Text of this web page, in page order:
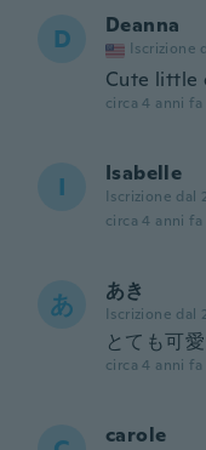
D Deanna
Iscrizione
Cute little
circa 4 anni fa
I Isabelle
Iscrizione dal
circa 4 anni fa
あ あき
Iscrizione dal
とても可
circa 4 anni fa
carole